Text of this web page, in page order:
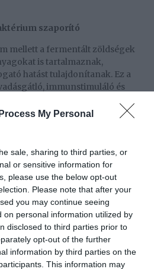
My Personal
sale, sharing to third parties, or
or sensitive information for
please use the below opt-out
Please note that after your
you may continue seeing
on personal information utilized by
disclosed to third parties prior to
opt-out of the further
information by third parties on the
This information may
szaporító
mellett a fermentált zöldségek
is tartalmaznak,
hatást tulajdonítanak. Ez a
immunstimuláló és
a cukorbetegség vagy a szív-
Ám a legtöbbet a
serkenti a jótékony
és így pozitívan hat a
központjára, így az
a legjobb, ha most
egy jó kis kimchit!
Kimchi készítés
ezt az eljárást, akkor mutatunk
receptet. Kezdőként is